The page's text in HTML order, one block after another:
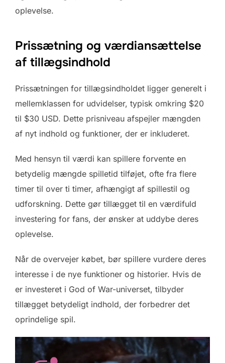
oplevelse.
Prissætning og værdiansættelse
af tillægsindhold
Prissætningen for tillægsindholdet ligger generelt i
mellemklassen for udvidelser, typisk omkring $20
til $30 USD. Dette prisniveau afspejler mængden
af nyt indhold og funktioner, der er inkluderet.
Med hensyn til værdi kan spillere forvente en
betydelig mængde spilletid tilføjet, ofte fra flere
timer til over ti timer, afhængigt af spillestil og
udforskning. Dette gør tillægget til en værdifuld
investering for fans, der ønsker at uddybe deres
oplevelse.
Når de overvejer købet, bør spillere vurdere deres
interesse i de nye funktioner og historier. Hvis de
er investeret i God of War-universet, tilbyder
tillægget betydeligt indhold, der forbedrer det
oprindelige spil.